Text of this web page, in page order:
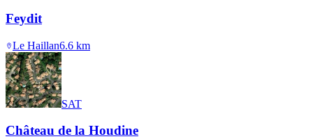
Feydit
Le Haillan6.6 km
SAT
Château de la Houdine